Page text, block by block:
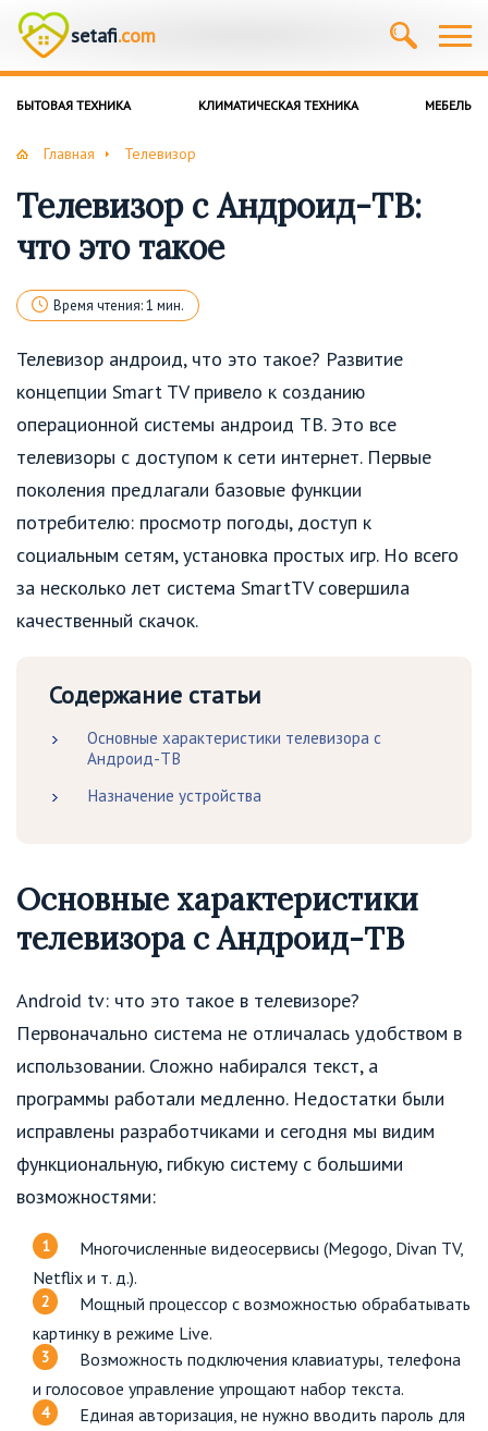
setafi.com
БЫТОВАЯ ТЕХНИКА КЛИМАТИЧЕСКАЯ ТЕХНИКА МЕБЕЛЬ
Главная Телевизор
Телевизор с Андроид-ТВ:
что это такое
Время чтения: 1 мин.
Телевизор андроид, что это такое? Развитие
концепции Smart TV привело к созданию
операционной системы андроид ТВ. Это все
телевизоры с доступом к сети интернет. Первые
поколения предлагали базовые функции
потребителю: просмотр погоды, доступ к
социальным сетям, установка простых игр. Но всего
за несколько лет система SmartTV совершила
качественный скачок.
Содержание статьи
Основные характеристики телевизора с
Андроид-ТВ
Назначение устройства
Основные характеристики
телевизора с Андроид-ТВ
Android tv: что это такое в телевизоре?
Первоначально система не отличалась удобством в
использовании. Сложно набирался текст, а
программы работали медленно. Недостатки были
исправлены разработчиками и сегодня мы видим
функциональную, гибкую систему с большими
возможностями:
Многочисленные видеосервисы (Megogo, Divan TV,
Netflix и т. д.).
Мощный процессор с возможностью обрабатывать
картинку в режиме Live.
Возможность подключения клавиатуры, телефона
и голосовое управление упрощают набор текста.
Единая авторизация, не нужно вводить пароль для